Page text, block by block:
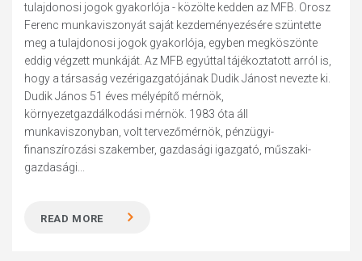
tulajdonosi jogok gyakorlója - közölte kedden az MFB. Orosz
Ferenc munkaviszonyát saját kezdeményezésére szüntette
meg a tulajdonosi jogok gyakorlója, egyben megköszönte
eddig végzett munkáját. Az MFB egyúttal tájékoztatott arról is,
hogy a társaság vezérigazgatójának Dudik Jánost nevezte ki.
Dudik János 51 éves mélyépítő mérnök,
környezetgazdálkodási mérnök. 1983 óta áll
munkaviszonyban, volt tervezőmérnök, pénzügyi-
finanszírozási szakember, gazdasági igazgató, műszaki-
gazdasági...
READ MORE